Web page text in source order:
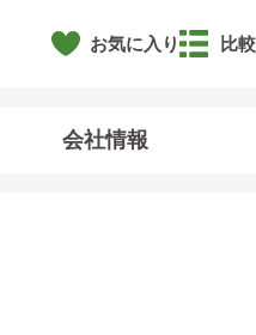
お気に入り 比
会社情報